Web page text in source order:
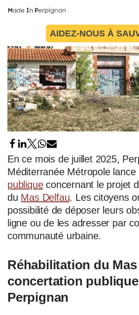
contenu
AIDEZ-NOUS À
En ce mois de juillet 2025,
Méditerranée Métropole
publiqueconcernant le projet
du Mas Delfau. Les citoyens
possibilité de déposer leurs
ligne ou de les adresser par
communauté urbaine.
Réhabilitation du
concertation
Perpignan